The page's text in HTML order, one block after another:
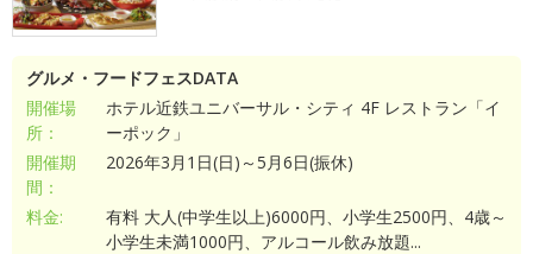
グルメ・フードフェスDATA
開催場
所：
ホテル近鉄ユニバーサル・シティ 4F レストラン「イ
ーポック」
開催期
間：
2026年3月1日(日)～5月6日(振休)
料金:
有料 大人(中学生以上)6000円、小学生2500円、4歳～
小学生未満1000円、アルコール飲み放題...